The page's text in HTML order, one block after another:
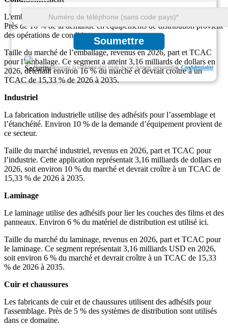
Soumettre
Nous garantissons la confidentialité totale de vos données personnelles.Confidentialité
L'emballage repose sur des adhésifs pour les étiquettes et les cartons.
Près de 16 % de la demande en équipements de distribution provient
des opérations de conditionnement.
Taille du marché de l’emballage, revenus en 2026, part et TCAC
pour l’emballage. Ce segment a atteint 3,16 milliards de dollars en
2026, détenant environ 16 % du marché et devrait croître à un
TCAC de 15,33 % de 2026 à 2035.
Industriel
La fabrication industrielle utilise des adhésifs pour l’assemblage et
l’étanchéité. Environ 10 % de la demande d’équipement provient de
ce secteur.
Taille du marché industriel, revenus en 2026, part et TCAC pour
l’industrie. Cette application représentait 3,16 milliards de dollars en
2026, soit environ 10 % du marché et devrait croître à un TCAC de
15,33 % de 2026 à 2035.
Laminage
Le laminage utilise des adhésifs pour lier les couches des films et des
panneaux. Environ 6 % du matériel de distribution est utilisé ici.
Taille du marché du laminage, revenus en 2026, part et TCAC pour
le laminage. Ce segment représentait 3,16 milliards USD en 2026,
soit environ 6 % du marché et devrait croître à un TCAC de 15,33
% de 2026 à 2035.
Cuir et chaussures
Les fabricants de cuir et de chaussures utilisent des adhésifs pour
l'assemblage. Près de 5 % des systèmes de distribution sont utilisés
dans ce domaine.